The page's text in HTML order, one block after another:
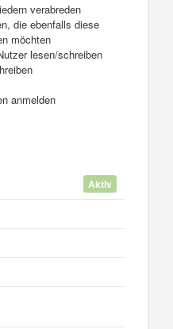
verabreden
die ebenfalls diese
möchten
lesen/schreiben
anmelden
Aktiv